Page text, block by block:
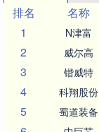
排名
名称
1
N津富
2 威尔高
3 锴威特
4 科翔股份
5 蜀道装备